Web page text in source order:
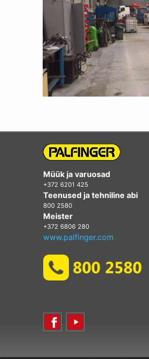
Müük ja varuosad
+372 6201 425
Teenused ja tehniline abi
800 2580
Meister
+372 6806 280
www.palfinger.com